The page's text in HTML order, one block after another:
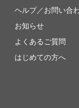
ヘルプ／お問い合
お知らせ
よくあるご質問
はじめての方へ